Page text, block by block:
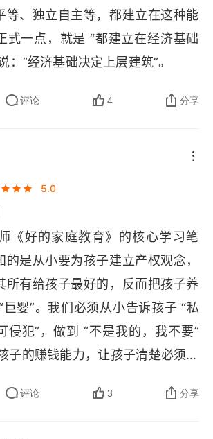
教育》以残酷的真相刺痛认知，以
方向，以深刻的启发推动觉醒。它
育儿手册，而是一份充满力量的成
局的路径。对于所有在家庭教育中
不足，打开成长的大门，让我们在
展是一个永无止境的过程，用心实
改变就是一个家庭的改变，甚至世
等、独立自主等，都建立在这种能
式一点，就是 “都建立在经济基础
：“经济基础决定上层建筑”。
评论 4 分享
5.0
《好的家庭教育》的核心学习笔
是从小要为孩子建立产权观念，
所有给孩子最好的，反而把孩子养
婴”。我们必须从小告诉孩子 “私
侵犯”，做到 “不是我的，我不要”
子的赚钱能力，让孩子清楚必须实
他能自给知足。书中反复强调：判
评论 3 分享